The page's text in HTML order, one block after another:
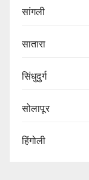
सांगली
सातारा
सिंधुदुर्ग
सोलापूर
हिंगोली